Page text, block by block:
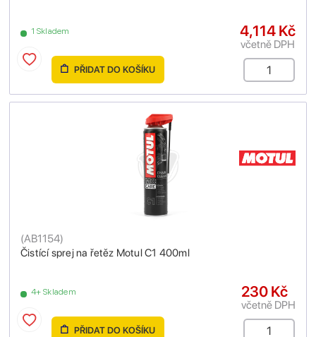
1 Skladem 4,114 Kč
včetně DPH
PŘIDAT DO KOŠÍKU
Čistící sprej na řetěz Motul C1 400ml
(AB1154)
4+ Skladem 230 Kč
včetně DPH
PŘIDAT DO KOŠÍKU